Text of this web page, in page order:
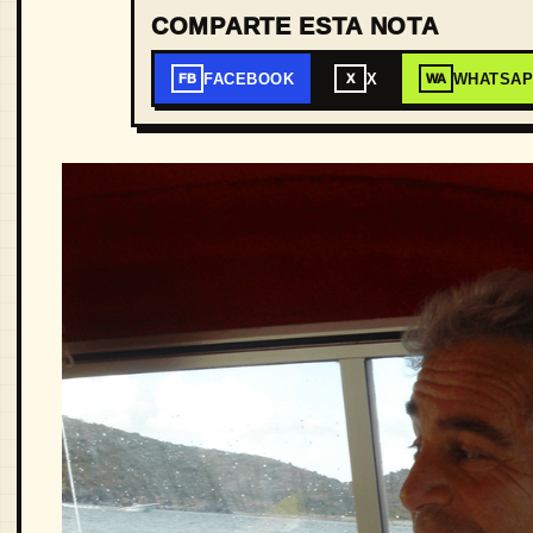
COMPARTE ESTA NOTA
FB FACEBOOK X X WA